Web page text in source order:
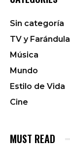
Sin categoría
TV y Farándula
Música
Mundo
Estilo de Vida
Cine
MUST READ